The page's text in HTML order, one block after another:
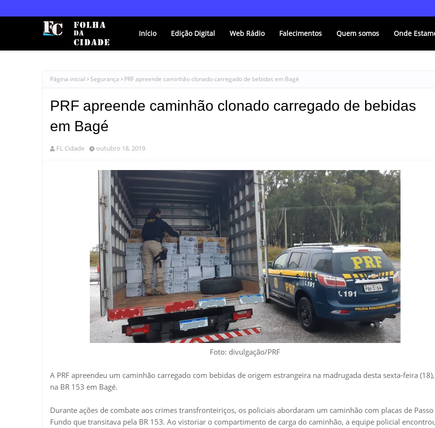
Início Edição Digital Web Rádio Falecimentos Quem somos Onde
Página inicial Segurança PRF apreende caminhão clonado carregado de bebidas em Bagé
PRF apreende caminhão clonado carregado de bebidas
em Bagé
FL Cidade outubro 18, 2019
Foto: divulgação/PRF
A PRF apreendeu um caminhão carregado com bebidas de origem estrangeira na madrugada desta sexta-feira (18),
na BR 153 em Bagé.
Durante ações de combate aos crimes transfronteiriços, os policiais abordaram um caminhão com placas de Passo
Fundo que transitava pela BR 153. Ao vistoriar o compartimento de carga do caminhão, a equipe policial